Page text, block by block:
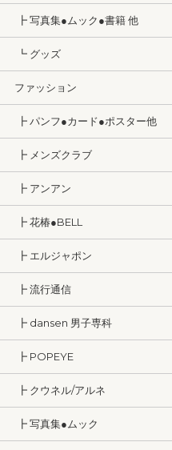
┣ 写真集●ムック●書籍 他
┗ グッズ
ファッション
┣ パンフ●カード●ポスター他
┣ メンズクラブ
┣ アンアン
┣ 花椿●BELL
┣ エルジャポン
┣ 流行通信
┣ dansen 男子専科
┣ POPEYE
┣ クウネル/アルネ
┣ 写真集●ムック